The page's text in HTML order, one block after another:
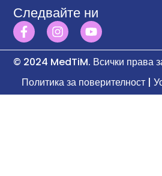
Следвайте ни
© 2024 MedTiM. Всички права
Политика за поверителност |